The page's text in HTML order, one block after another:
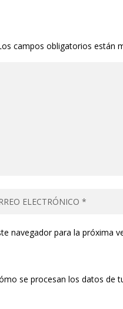
campos obligatorios están
navegador para la próxima
se procesan los datos de